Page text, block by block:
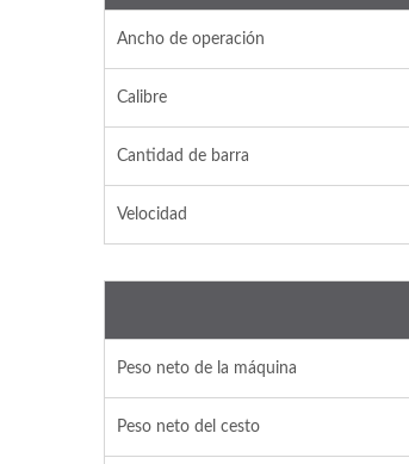
Ancho de operación
Calibre
Cantidad de barra
Velocidad
Peso neto de la máquina
Peso neto del cesto